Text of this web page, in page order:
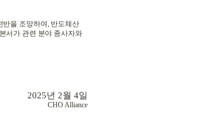
반을 조망하여, 반도체산
서가 관련 분야 종사자와
2025년 2월 4일
CHO Alliance